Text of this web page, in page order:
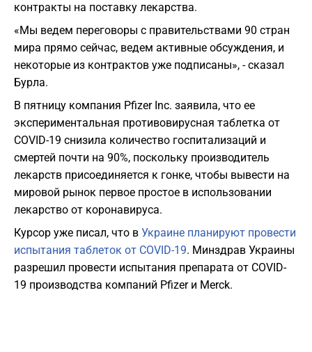
контракты на поставку лекарства.
«Мы ведем переговоры с правительствами 90 стран
мира прямо сейчас, ведем активные обсуждения, и
некоторые из контрактов уже подписаны», - сказал
Бурла.
В пятницу компания Pfizer Inc. заявила, что ее
экспериментальная противовирусная таблетка от
COVID-19 снизила количество госпитализаций и
смертей почти на 90%, поскольку производитель
лекарств присоединяется к гонке, чтобы вывести на
мировой рынок первое простое в использовании
лекарство от коронавируса.
Курсор уже писал, что в Украине планируют провести
испытания таблеток от COVID-19. Минздрав Украины
разрешил провести испытания препарата от COVID-
19 производства компаний Pfizer и Merck.